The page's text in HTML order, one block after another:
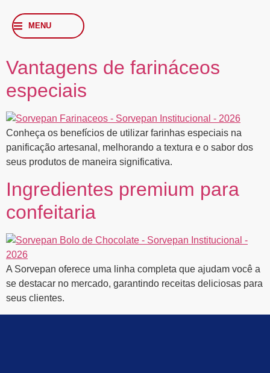
MENU
Vantagens de farináceos
especiais
Conheça os benefícios de utilizar farinhas especiais na
panificação artesanal, melhorando a textura e o sabor dos
seus produtos de maneira significativa.
Ingredientes premium para
confeitaria
A Sorvepan oferece uma linha completa que ajudam você a
se destacar no mercado, garantindo receitas deliciosas para
seus clientes.